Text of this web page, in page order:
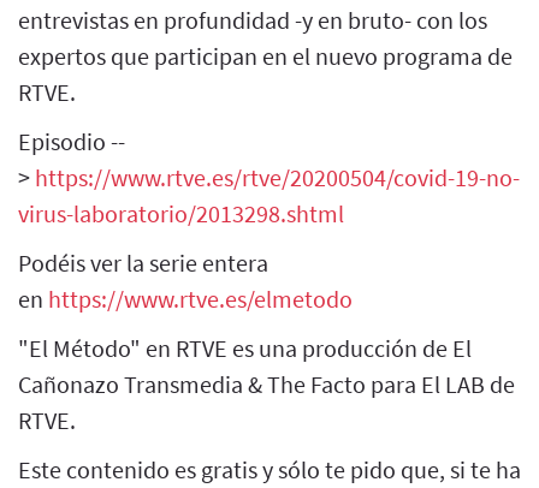
entrevistas en profundidad -y en bruto- con los
expertos que participan en el nuevo programa de
RTVE.
Episodio --
> https://www.rtve.es/rtve/20200504/covid-19-no-
virus-laboratorio/2013298.shtml
Podéis ver la serie entera
en https://www.rtve.es/elmetodo
"El Método" en RTVE es una producción de El
Cañonazo Transmedia & The Facto para El LAB de
RTVE.
Este contenido es gratis y sólo te pido que, si te ha